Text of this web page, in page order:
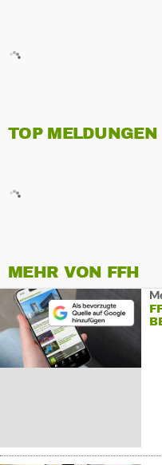
TOP MELDUNGEN
MEHR VON FFH